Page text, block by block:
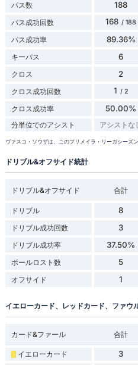
パス数 188
パス成功回数 168 / 188
パス成功率 89.36%
キーパス 6
クロス 2
クロス成功回数 1 / 2
クロス成功率 50.00%
分単位でのアシスト アシストな
ヴァスコ・ソウザは、このプリメイラ・リーガシーズ
ドリブル&オフサイド統計
ドリブル&オフサイド 合計
ドリブル
8
ドリブル成功回数 3
ドリブル成功率 37.50%
ボールロスト数 5
オフサイド 1
イエローカード、レッドカード、ファウ
カード&ファール 合計
イエローカード
3